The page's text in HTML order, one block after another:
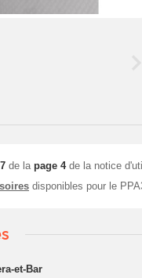
de la page 4de la notice
disponibles pour le
et-Bar